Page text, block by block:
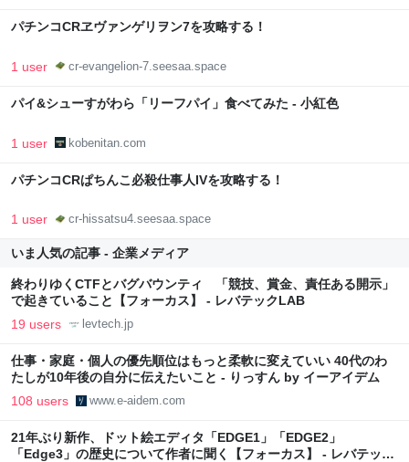
パチンコCRヱヴァンゲリヲン7を攻略する！
1 user cr-evangelion-7.seesaa.space
パイ&シューすがわら「リーフパイ」食べてみた - 小紅色
1 user kobenitan.com
パチンコCRぱちんこ必殺仕事人IVを攻略する！
1 user cr-hissatsu4.seesaa.space
いま人気の記事 - 企業メディア
終わりゆくCTFとバグバウンティ 「競技、賞金、責任ある開示」
で起きていること【フォーカス】 - レバテックLAB
19 users levtech.jp
仕事・家庭・個人の優先順位はもっと柔軟に変えていい 40代のわ
たしが10年後の自分に伝えたいこと - りっすん by イーアイデム
108 users www.e-aidem.com
21年ぶり新作、ドット絵エディタ「EDGE1」「EDGE2」
「Edge3」の歴史について作者に聞く【フォーカス】 - レバテック